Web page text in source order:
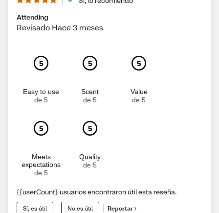
Attending
Revisado Hace 3 meses
5
Easy to use
de 5
5
Scent
de 5
5
Value
de 5
5
Meets
expectations
de 5
5
Quality
de 5
{{userCount} usuarios encontraron útil esta reseña.
Sí, es útil No es útil Reportar